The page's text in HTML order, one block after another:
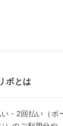
ボとは
・2回払い（ボ